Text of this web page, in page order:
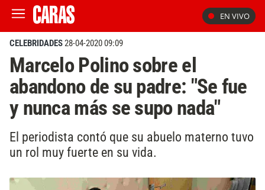
EN VIVO
CELEBRIDADES28-04-2020 09:09
Marcelo Polino sobre el
abandono de su padre: "Se fue
y nunca más se supo nada"
El periodista contó que su abuelo materno tuvo
un rol muy fuerte en su vida.